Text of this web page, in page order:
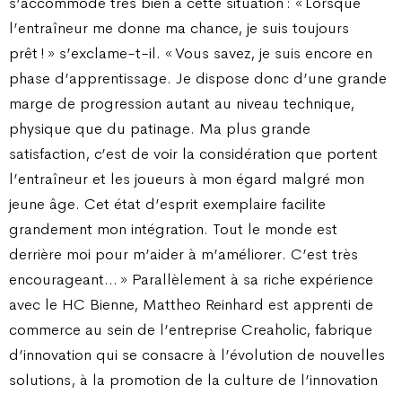
l’entraîneur me donne ma chance, je suis toujours
prêt ! » s’exclame-t-il. « Vous savez, je suis encore en
phase d’apprentissage. Je dispose donc d’une grande
marge de progression autant au niveau technique,
physique que du patinage. Ma plus grande
satisfaction, c’est de voir la considération que portent
l’entraîneur et les joueurs à mon égard malgré mon
jeune âge. Cet état d’esprit exemplaire facilite
grandement mon intégration. Tout le monde est
derrière moi pour m’aider à m’améliorer. C’est très
encourageant… » Parallèlement à sa riche expérience
avec le HC Bienne, Mattheo Reinhard est apprenti de
commerce au sein de l’entreprise Creaholic, fabrique
d’innovation qui se consacre à l’évolution de nouvelles
solutions, à la promotion de la culture de l’innovation